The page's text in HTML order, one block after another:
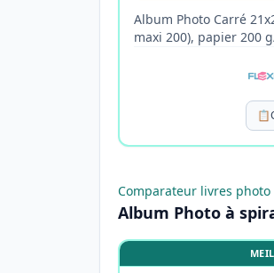
Album Photo Carré
maxi 200), papier 200
📋
Comparateur livres photo
Album Photo à